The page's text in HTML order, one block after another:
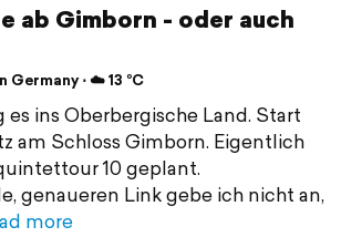
ab Gimborn - oder auch
Germany ⋅ ☁️ 13 °C
es ins Oberbergische Land. Start
am Schloss Gimborn. Eigentlich
10 geplant.
genaueren Link gebe ich nicht an,
more